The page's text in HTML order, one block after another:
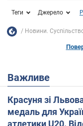
Теги Джерело
Новини.
Важливе
Красуня зі
медаль для
атлетики U20.